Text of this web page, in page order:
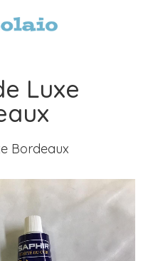
Luxe
Bordeaux